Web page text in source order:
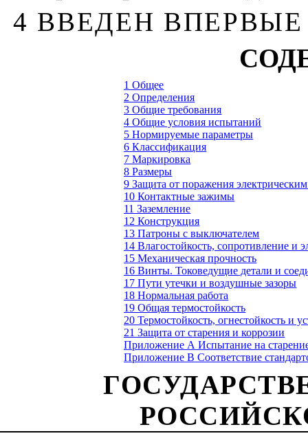
4 ВВЕДЕН ВПЕРВЫЕ
1 Общее
2 Определения
3 Общие требования
4 Общие условия испытаний
5 Нормируемые параметры
6 Классификация
7Маркировка
8 Размеры
9 Защита от поражения
10 Контактные зажимы
11 Заземление
12 Конструкция
13 Патроны с выключателем
14 Влагостойкость, сопротивление и
15 Механическая прочность
16 Винты. Токоведущие детали и
17 Пути утечки и воздушные зазоры
18 Нормальная работа
19 Общая термостойкость
20 Термостойкость, огнестойкость и
21 Защита от старения и коррозии
Приложение А Испытание на
Приложение В Соответствие